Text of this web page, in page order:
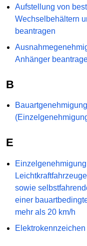
Aufstellung von
Wechselbehältern
beantragen
Anhänger
B
E
sowie
einer
mehr als 20 km/h